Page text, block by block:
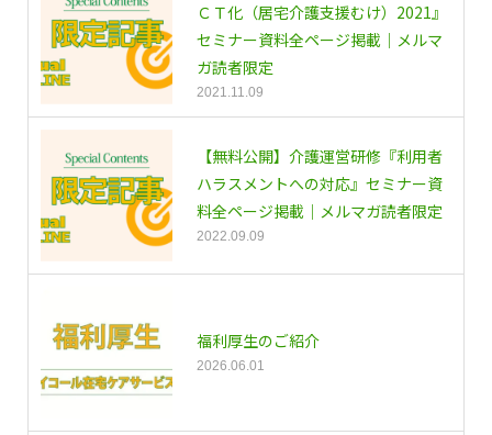
ＣＴ化（居宅介護支援むけ）2021』
セミナー資料全ページ掲載｜メルマ
ガ読者限定
2021.11.09
【無料公開】介護運営研修『利用者
ハラスメントへの対応』セミナー資
料全ページ掲載｜メルマガ読者限定
2022.09.09
福利厚生のご紹介
2026.06.01